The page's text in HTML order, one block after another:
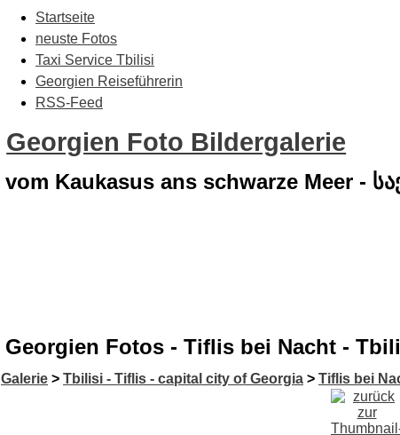
Startseite
neuste Fotos
Taxi Service Tbilisi
Georgien Reiseführerin
RSS-Feed
Georgien Foto Bildergalerie
vom Kaukasus ans schwarze Meer -
Georgien Fotos - Tiflis bei Nacht -
Galerie > Tbilisi - Tiflis - capital city of Georgia > Tiflis bei